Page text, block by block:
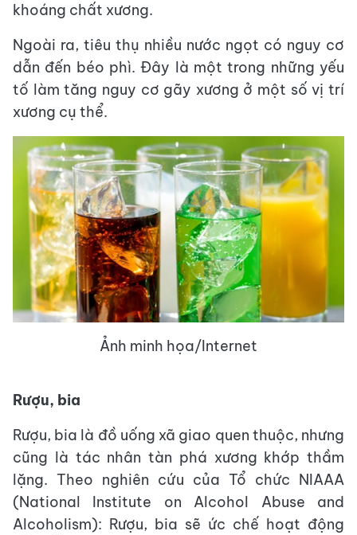
khoáng chất xương.
Ngoài ra, tiêu thụ nhiều nước ngọt có nguy cơ
dẫn đến béo phì. Đây là một trong những yếu
tố làm tăng nguy cơ gãy xương ở một số vị trí
xương cụ thể.
Ảnh minh họa/Internet
Rượu, bia
Rượu, bia là đồ uống xã giao quen thuộc, nhưng
cũng là tác nhân tàn phá xương khớp thầm
lặng. Theo nghiên cứu của Tổ chức NIAAA
(National Institute on Alcohol Abuse and
Alcoholism): Rượu, bia sẽ ức chế hoạt động